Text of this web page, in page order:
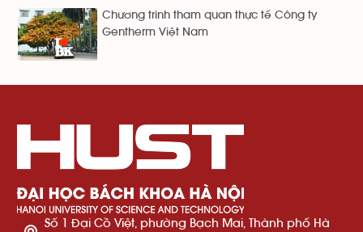
Chương trình tham quan thực tế Công ty
Gentherm Việt Nam
Số 1 Đại Cồ Việt, phường Bạch Mai, Thành phố Hà